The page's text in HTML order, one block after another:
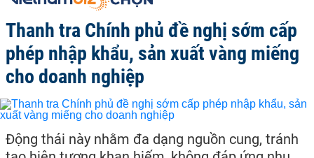
Thanh tra Chính phủ đề nghị sớm cấp
phép nhập khẩu, sản xuất vàng miếng
cho doanh nghiệp
Động thái này nhằm đa dạng nguồn cung, tránh